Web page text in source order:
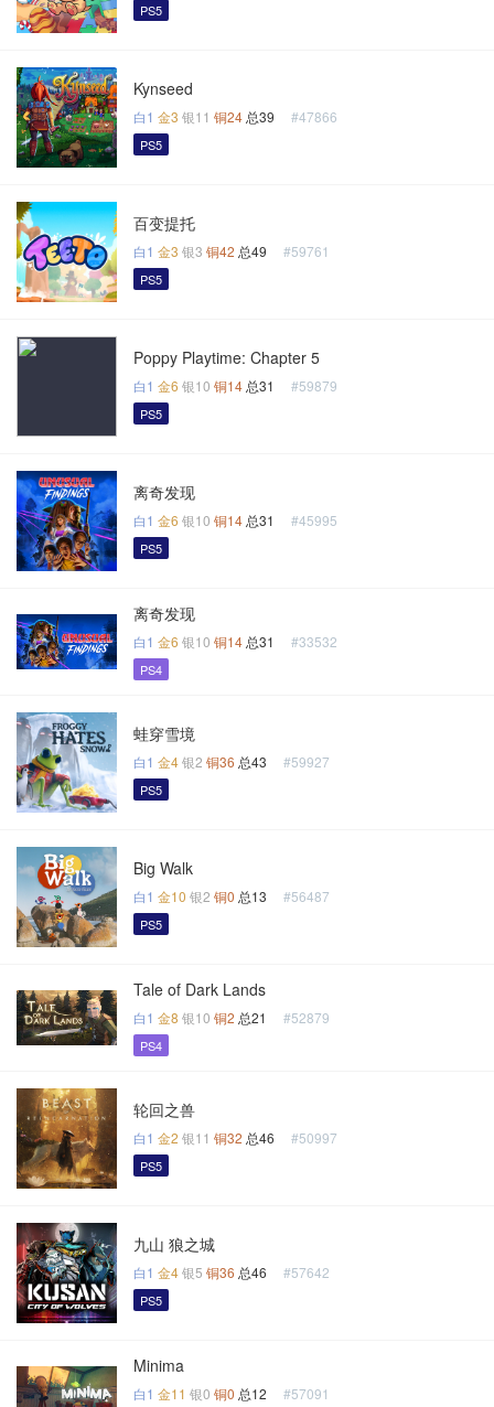
PS5
Kynseed
白1 金3 银11 铜24 总39 #47866
PS5
百变提托
白1 金3 银3 铜42 总49 #59761
PS5
Poppy Playtime: Chapter 5
白1 金6 银10 铜14 总31 #59879
PS5
离奇发现
白1 金6 银10 铜14 总31 #45995
PS5
离奇发现
白1 金6 银10 铜14 总31 #33532
PS4
蛙穿雪境
白1 金4银2 铜36 总43 #59927
PS5
Big Walk
白1 金10 银2 铜0 总13 #56487
PS5
Tale of Dark Lands
白1 金8 银10 铜2 总21 #52879
PS4
轮回之兽
白1 金2 银11 铜32 总46 #50997
PS5
九山 狼之城
白1 金4银5 铜36 总46 #57642
PS5
Minima
白1 金11 银0 铜0 总12 #57091